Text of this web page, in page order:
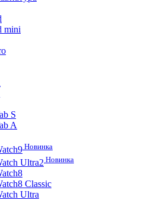
mini
S
A
Новинка
Ultra2 Новинка
Classic
Ultra